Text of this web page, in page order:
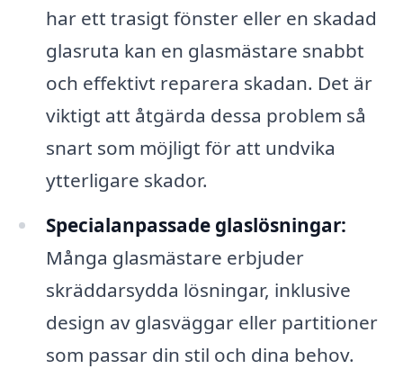
har ett trasigt fönster eller en skadad
glasruta kan en glasmästare snabbt
och effektivt reparera skadan. Det är
viktigt att åtgärda dessa problem så
snart som möjligt för att undvika
ytterligare skador.
Specialanpassade glaslösningar:
Många glasmästare erbjuder
skräddarsydda lösningar, inklusive
design av glasväggar eller partitioner
som passar din stil och dina behov.